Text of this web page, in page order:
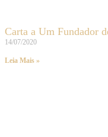
Carta a Um Fundador
14/07/2020
Leia Mais »